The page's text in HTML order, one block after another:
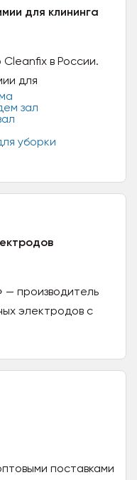
для клининга
в России.
для
эксклюзивным
производитель
электродов с
поставками